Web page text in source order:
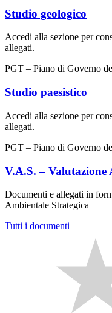
Studio geologico
Accedi alla sezione per
allegati.
PGT – Piano di Governo
Studio paesistico
Accedi alla sezione per
allegati.
PGT – Piano di Governo
V.A.S. – Valutazione
Documenti e allegati in
Ambientale Strategica
Tutti i documenti